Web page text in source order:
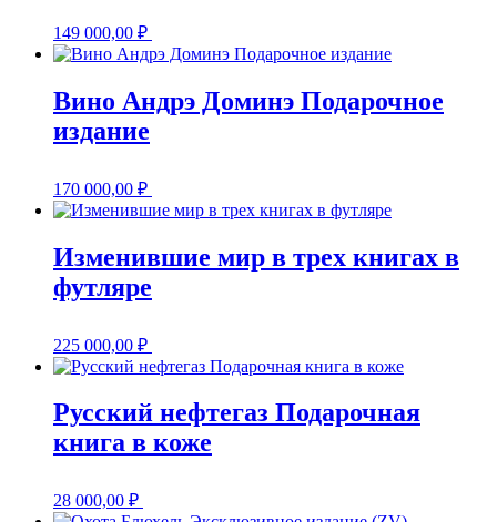
149 000,00 ₽
Вино Андрэ Доминэ Подарочное
издание
170 000,00 ₽
Изменившие мир в трех книгах в
футляре
225 000,00 ₽
Русский нефтегаз Подарочная
книга в коже
28 000,00 ₽